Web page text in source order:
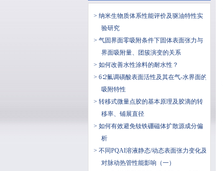
> 纳米生物质体系性能评价及驱油特性实
验研究
> 气固界面零吸附条件下固体表面张力与
界面吸附量、团簇演变的关系
> 如何改善水性涂料的耐水性？
> 6∶2氟调磺酸表面活性及其在气-水界面的
吸附特性
> 转移式微量点胶的基本原理及胶滴的转
移率、铺展直径
> 如何有效避免钕铁硼磁体扩散源成分偏
析
> 不同PQAI溶液静态/动态表面张力变化及
对脉动热管性能影响（一）